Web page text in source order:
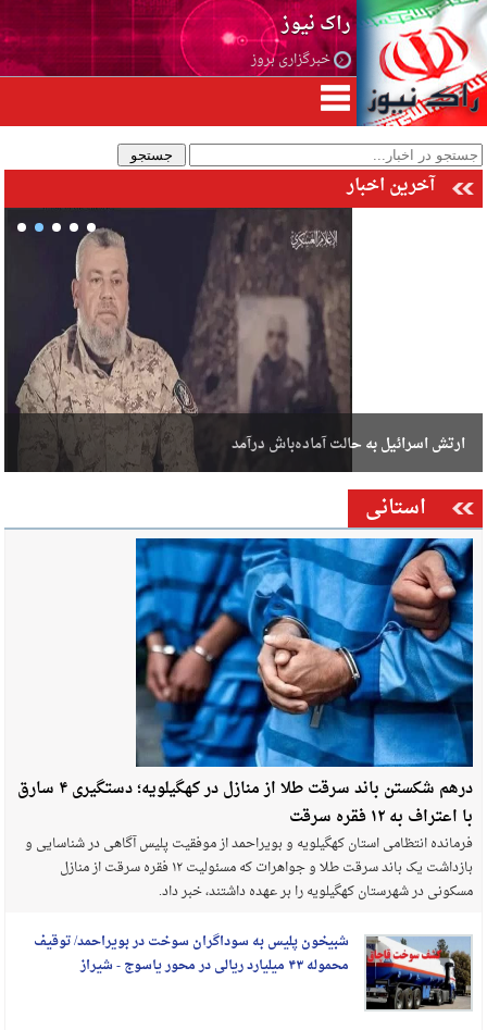
راک نیوز
خبرگزاری بروز
آخرین اخبار
ارتش اسرائیل به حالت آماده‌باش درآمد
استانی
درهم شکستن باند سرقت طلا از منازل در کهگیلویه؛ دستگیری ۴ سارق
با اعتراف به ۱۲ فقره سرقت
فرمانده انتظامی استان کهگیلویه و بویراحمد از موفقیت پلیس آگاهی در شناسایی و
بازداشت یک باند سرقت طلا و جواهرات که مسئولیت ۱۲ فقره سرقت از منازل
مسکونی در شهرستان کهگیلویه را بر عهده داشتند، خبر داد.
شبیخون پلیس به سوداگران سوخت در بویراحمد/ توقیف
محموله ۴۳ میلیارد ریالی در محور یاسوج - شیراز